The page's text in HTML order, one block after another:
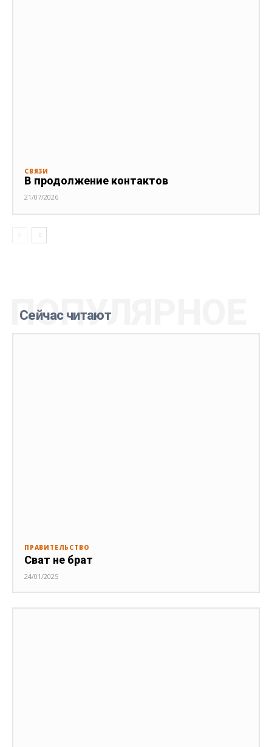
СВЯЗИ
В продолжение контактов
21/07/2026
Сейчас читают
ПОПУЛЯРНОЕ
ПРАВИТЕЛЬСТВО
Сват не брат
24/01/2025